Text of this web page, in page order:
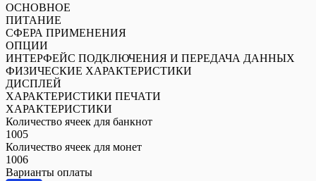
ОСНОВНОЕ
ПИТАНИЕ
СФЕРА ПРИМЕНЕНИЯ
ОПЦИИ
ИНТЕРФЕЙС ПОДКЛЮЧЕНИЯ И ПЕРЕДАЧА ДАННЫХ
ФИЗИЧЕСКИЕ ХАРАКТЕРИСТИКИ
ДИСПЛЕЙ
ХАРАКТЕРИСТИКИ ПЕЧАТИ
ХАРАКТЕРИСТИКИ
Количество ячеек для банкнот
1005
Количество ячеек для монет
1006
Варианты оплаты